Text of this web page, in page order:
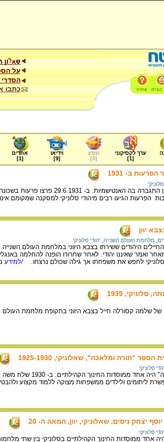
על
הסדרי
כתבו
ערך לקסיקוני
[
1
]
שמע
[
0
]
וידיאו
[
9
]
אתרים
[
1
]
ב- 1931
הפרעות הגיעו רבים מיהודי סלוניקי למסקנה שמקומם
יוון
מלחמת העולם השנייה יהודי סלוניקי
היהודים ששירתו בצבא היווני במלחמת העולם
ואמר שאיננו יהודי. לאחר שחרורו הופנה להחלמה
לחפש את משפחתו אך גילה שכולם נרצחו.
/למידע
1939
של שלמה קסורלה חייל בצבא היווני בתקופת מלחמת
"תורה ומלאכה", שאלוניקי, 1925-1930
סלוניקי
בית הספר " תורה
ליתומים ולילדים ממשפחות מצוקה ללמוד מקצוע
יצחק ניסים, שאלוניקי, יוון, המאה ה- 20
סלוניקי
אחד ממוסדות החינוך הקהילתיים בסלוניקי בין שתי